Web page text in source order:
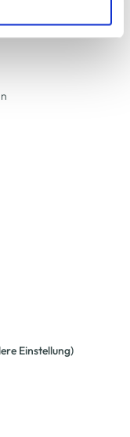
Sie in unserem
.
Einstellung)